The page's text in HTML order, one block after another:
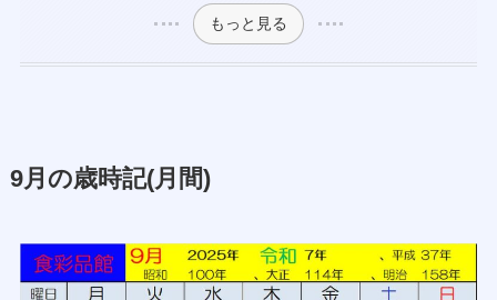
もっと見る
9月の歳時記(月間)